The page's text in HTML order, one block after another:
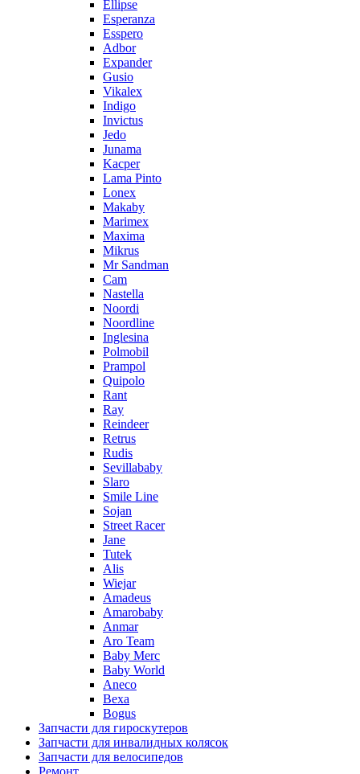
Ellipse
Esperanza
Esspero
Adbor
Expander
Gusio
Vikalex
Indigo
Invictus
Jedo
Junama
Kacper
Lama Pinto
Lonex
Makaby
Marimex
Maxima
Mikrus
Mr Sandman
Cam
Nastella
Noordi
Noordline
Inglesina
Polmobil
Prampol
Quipolo
Rant
Ray
Reindeer
Retrus
Rudis
Sevillababy
Slaro
Smile Line
Sojan
Street Racer
Jane
Tutek
Alis
Wiejar
Amadeus
Amarobaby
Anmar
Aro Team
Baby Merc
Baby World
Aneco
Bexa
Bogus
Запчасти для гироскутеров
Запчасти для инвалидных колясок
Запчасти для велосипедов
Ремонт